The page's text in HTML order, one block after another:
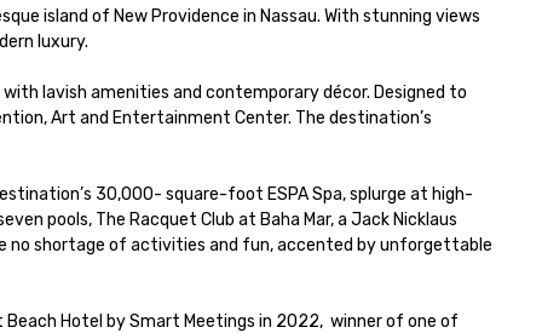
island of New Providence in Nassau. With stunning views
luxury.
lavish amenities and contemporary décor. Designed to
Art and Entertainment Center. The destination’s
30,000- square-foot ESPA Spa, splurge at high-
pools, The Racquet Club at Baha Mar, a Jack Nicklaus
no shortage of activities and fun, accented by unforgettable
Hotel by Smart Meetings in 2022,  winner of one of